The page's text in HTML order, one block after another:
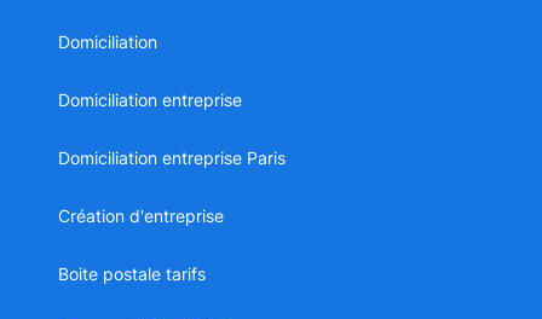
Domiciliation
Domiciliation entreprise
Domiciliation entreprise Paris
Création d'entreprise
Boite postale tarifs